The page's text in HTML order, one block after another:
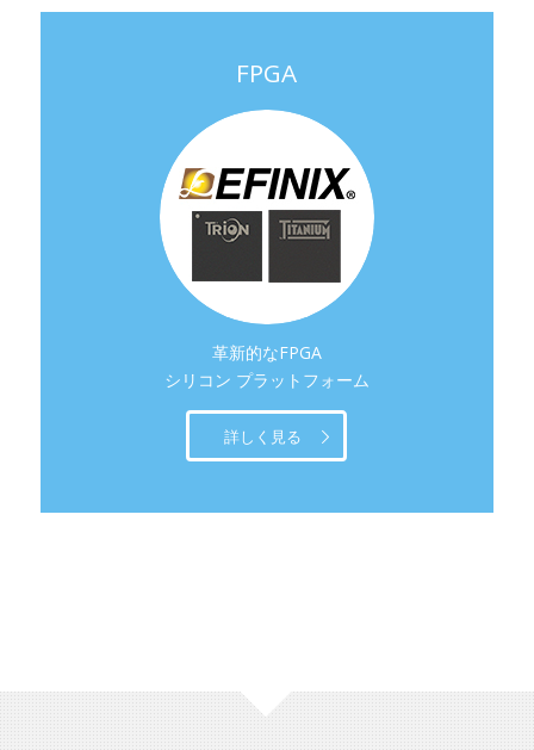
FPGA
革新的なFPGA
シリコン プラットフォーム
詳しく見る